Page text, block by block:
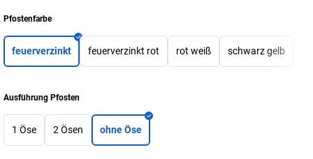
Pfostenfarbe
feuerverzinkt feuerverzinkt rot rot weiß schwarz gelb
Ausführung Pfosten
1 Öse 2 Ösen ohne Öse